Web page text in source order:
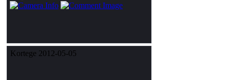
Kortege 2012-05-05